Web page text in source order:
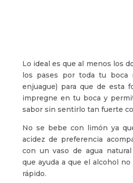
Lo ideal es que al menos los
los pases por toda tu boca
enjuague) para que de esta
impregne en tu boca y
sabor sin sentirlo tan fuerte
No se bebe con limón ya
acidez de preferencia
con un vaso de agua
que ayuda a que el alcohol
rápido.